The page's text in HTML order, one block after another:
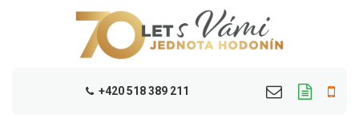
+420 518 389 211